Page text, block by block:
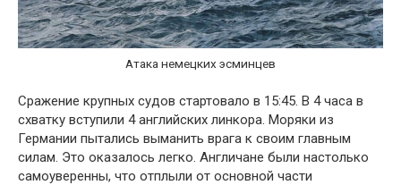
Атака немецких эсминцев
Сражение крупных судов стартовало в 15:45. В 4 часа в
схватку вступили 4 английских линкора. Моряки из
Германии пытались выманить врага к своим главным
силам. Это оказалось легко. Англичане были настолько
самоуверенны, что отплыли от основной части